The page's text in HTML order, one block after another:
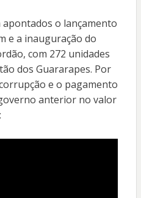
o lançamento
e a inauguração do
com 272 unidades
dos Guararapes. Por
e o pagamento
anterior no valor